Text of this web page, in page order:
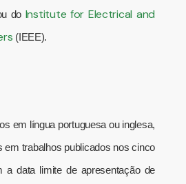
do Institute for Electrical and
(IEEE).
em língua portuguesa ou inglesa,
em trabalhos publicados nos cinco
a data limite de apresentação de